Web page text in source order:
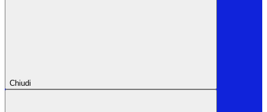
Chiudi